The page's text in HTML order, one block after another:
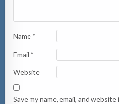
Name *
Email *
Website
Save my name, email, and